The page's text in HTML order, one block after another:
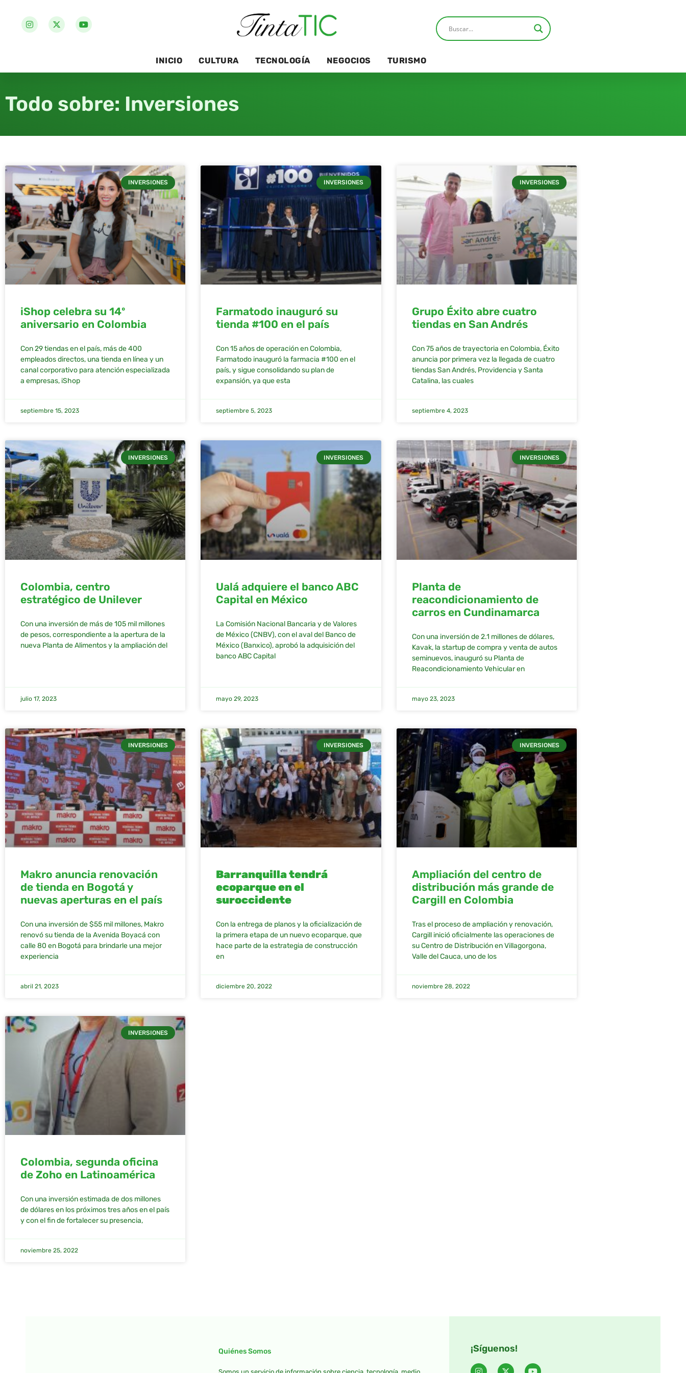
INICIO CULTURA TECNOLOGÍA NEGOCIOS TURISMO
Todo sobre: Inversiones
INVERSIONES
iShop celebra su 14º
aniversario en Colombia
Con 29 tiendas en el país, más de 400
empleados directos, una tienda en línea y un
canal corporativo para atención especializada
a empresas, iShop
septiembre 15, 2023
INVERSIONES
Farmatodo inauguró su
tienda #100 en el país
Con 15 años de operación en Colombia,
Farmatodo inauguró la farmacia #100 en el
país, y sigue consolidando su plan de
expansión, ya que esta
septiembre 5, 2023
INVERSIONES
Grupo Éxito abre cuatro
tiendas en San Andrés
Con 75 años de trayectoria en Colombia, Éxito
anuncia por primera vez la llegada de cuatro
tiendas San Andrés, Providencia y Santa
Catalina, las cuales
septiembre 4, 2023
INVERSIONES
Colombia, centro
estratégico de Unilever
Con una inversión de más de 105 mil millones
de pesos, correspondiente a la apertura de la
nueva Planta de Alimentos y la ampliación del
julio 17, 2023
INVERSIONES
Ualá adquiere el banco ABC
Capital en México
La Comisión Nacional Bancaria y de Valores
de México (CNBV), con el aval del Banco de
México (Banxico), aprobó la adquisición del
banco ABC Capital
mayo 29, 2023
INVERSIONES
Planta de
reacondicionamiento de
carros en Cundinamarca
Con una inversión de 2.1 millones de dólares,
Kavak, la startup de compra y venta de autos
seminuevos, inauguró su Planta de
Reacondicionamiento Vehicular en
mayo 23, 2023
INVERSIONES
Makro anuncia renovación
de tienda en Bogotá y
nuevas aperturas en el país
Con una inversión de $55 mil millones, Makro
renovó su tienda de la Avenida Boyacá con
calle 80 en Bogotá para brindarle una mejor
experiencia
abril 21, 2023
INVERSIONES
Barranquilla tendrá
ecoparque en el
suroccidente
Con la entrega de planos y la oficialización de
la primera etapa de un nuevo ecoparque, que
hace parte de la estrategia de construcción
en
diciembre 20, 2022
INVERSIONES
Ampliación del centro de
distribución más grande de
Cargill en Colombia
Tras el proceso de ampliación y renovación,
Cargill inició oficialmente las operaciones de
su Centro de Distribución en Villagorgona,
Valle del Cauca, uno de los
noviembre 28, 2022
INVERSIONES
Colombia, segunda oficina
de Zoho en Latinoamérica
Con una inversión estimada de dos millones
de dólares en los próximos tres años en el país
y con el fin de fortalecer su presencia,
noviembre 25, 2022
Quiénes Somos ¡Síguenos!